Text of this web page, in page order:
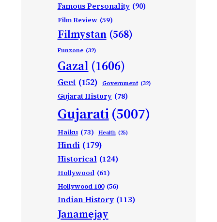
Famous Personality (90)
Film Review (59)
Filmystan (568)
Funzone (32)
Gazal (1606)
Geet (152) Government (32)
Gujarat History (78)
Gujarati(5007)
Haiku (73) Health (25)
Hindi (179)
Historical (124)
Hollywood (61)
Hollywood 100 (56)
Indian History (113)
Janamejay